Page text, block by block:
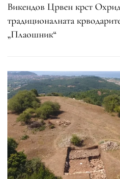
Викендов Црвен крст Охрид
традиционалната
„Плаошник“